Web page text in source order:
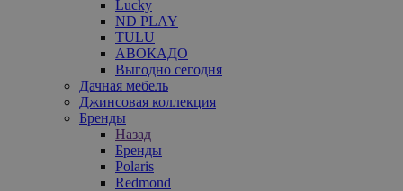
Lucky
ND PLAY
TULU
АВОКАДО
Выгодно сегодня
Дачная мебель
Джинсовая коллекция
Бренды
Назад
Бренды
Polaris
Redmond